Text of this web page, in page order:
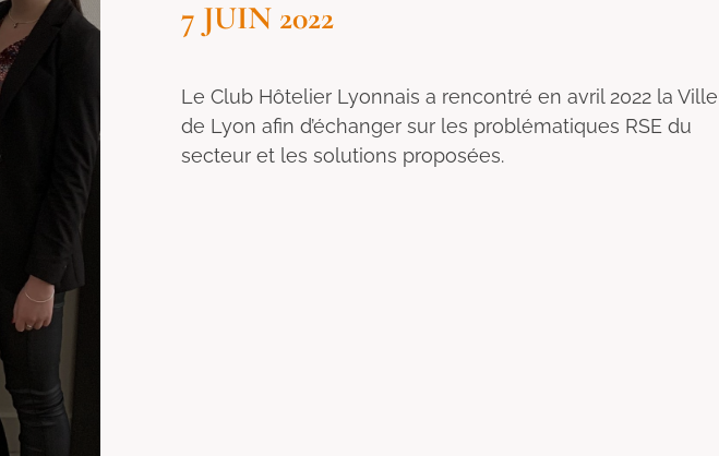
7 JUIN 2022
Le Club Hôtelier Lyonnais a rencontré en avril 2022 la Ville
de Lyon afin d’échanger sur les problématiques RSE du
secteur et les solutions proposées.